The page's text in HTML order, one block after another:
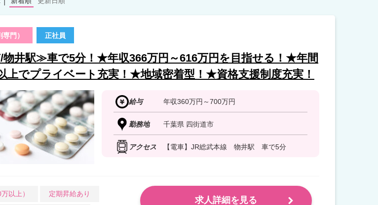
門） 正社員
井駅≫車で5分！★年収366万円～616万円を目指せる！★年間
上でプライベート充実！★地域密着型！★資格支援制度充実！
給与 年収360万円～700万円
勤務地 千葉県 四街道市
アクセス 【電車】JR総武本線 物井駅 車で5分
以上） 定期昇給あり
求人詳細を見る